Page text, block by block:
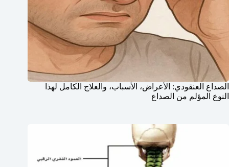
الصداع العنقودي: الأعراض، الأسباب، والعلاج الكامل لهذا
النوع المؤلم من الصداع